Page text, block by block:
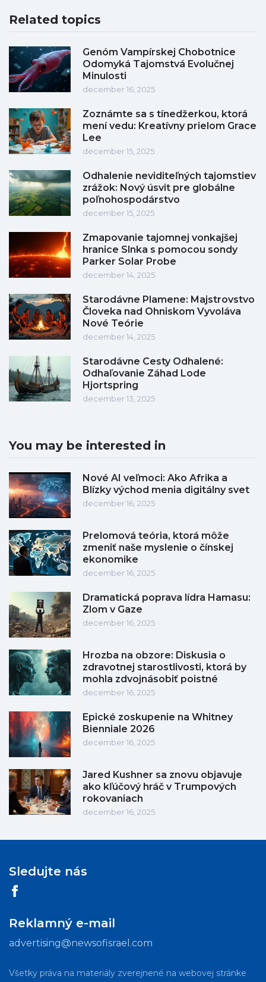
Related topics
Genóm Vampírskej Chobotnice
Odomyká Tajomstvá Evolučnej
Minulosti
december 16, 2025
Zoznámte sa s tínedžerkou, ktorá
mení vedu: Kreatívny prielom Grace
Lee
december 15, 2025
Odhalenie neviditeľných tajomstiev
zrážok: Nový úsvit pre globálne
poľnohospodárstvo
december 15, 2025
Zmapovanie tajomnej vonkajšej
hranice Slnka s pomocou sondy
Parker Solar Probe
december 14, 2025
Starodávne Plamene: Majstrovstvo
Človeka nad Ohniskom Vyvoláva
Nové Teórie
december 14, 2025
Starodávne Cesty Odhalené:
Odhaľovanie Záhad Lode
Hjortspring
december 13, 2025
You may be interested in
Nové AI veľmoci: Ako Afrika a
Blízky východ menia digitálny svet
december 16, 2025
Prelomová teória, ktorá môže
zmeniť naše myslenie o čínskej
ekonomike
december 16, 2025
Dramatická poprava lídra Hamasu:
Zlom v Gaze
december 16, 2025
Hrozba na obzore: Diskusia o
zdravotnej starostlivosti, ktorá by
mohla zdvojnásobiť poistné
december 16, 2025
Epické zoskupenie na Whitney
Bienniale 2026
december 16, 2025
Jared Kushner sa znovu objavuje
ako kľúčový hráč v Trumpových
rokovaniach
december 16, 2025
Sledujte nás
Reklamný e-mail
advertising@newsofisrael.com
Všetky práva na materiály zverejnené na webovej stránke